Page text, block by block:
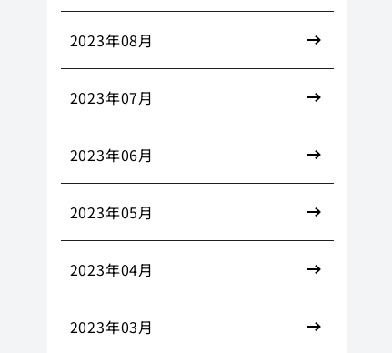
2023年08月
2023年07月
2023年06月
2023年05月
2023年04月
2023年03月